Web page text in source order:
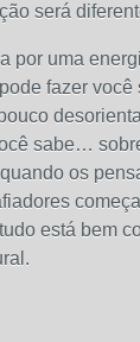
será
por uma
fazer você
sabe…
os
está bem